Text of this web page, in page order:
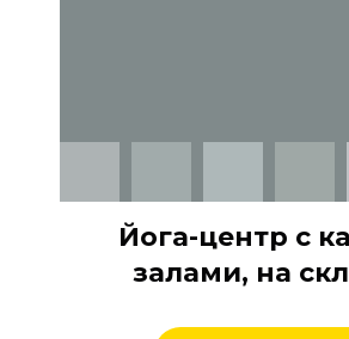
Йога-центр с
залами, на